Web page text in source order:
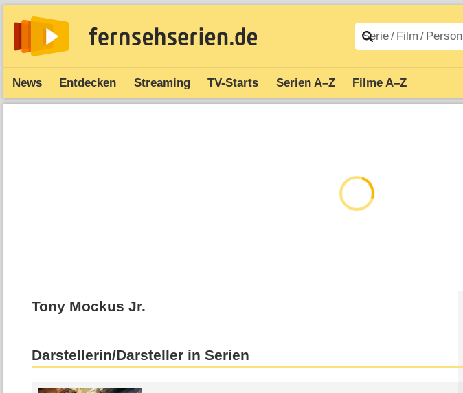
News Entdecken Streaming TV-Starts Serien A–Z Filme A–Z
Tony Mockus Jr.
Darstellerin/Darsteller in Serien